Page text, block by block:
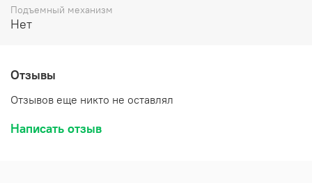
Подъемный механизм
Нет
Отзывы
Отзывов еще никто не оставлял
Написать отзыв